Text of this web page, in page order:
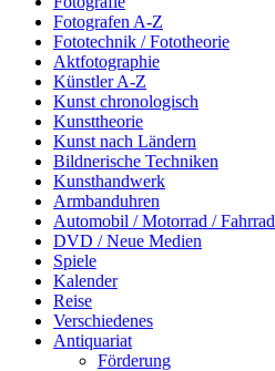
Fotografen A-Z
Fototechnik / Fototheorie
Aktfotographie
Künstler A-Z
Kunst chronologisch
Kunsttheorie
Kunst nach Ländern
Bildnerische Techniken
Kunsthandwerk
Armbanduhren
Automobil / Motorrad / Fahrrad
DVD / Neue Medien
Spiele
Kalender
Reise
Verschiedenes
Antiquariat
Förderung